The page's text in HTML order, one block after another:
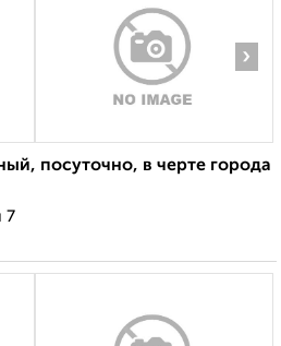
›
посуточно, в черте города
7